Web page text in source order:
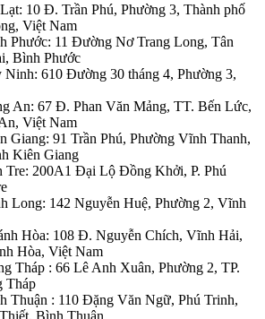
10 Đ. Trần Phú, Phường 3, Thành phố
Việt Nam
Phước: 11 Đường Nơ Trang Long, Tân
Bình Phước
610 Đường 30 tháng 4, Phường 3,
An: 67 Đ. Phan Văn Mảng, TT. Bến Lức,
Việt Nam
Giang: 91 Trần Phú, Phường Vĩnh Thanh,
Kiên Giang
Tre: 200A1 Đại Lộ Đồng Khởi, P. Phú
Long: 142 Nguyễn Huệ, Phường 2, Vĩnh
Hòa: 108 Đ. Nguyễn Chích, Vĩnh Hải,
Hòa, Việt Nam
Tháp : 66 Lê Anh Xuân, Phường 2, TP.
Tháp
Thuận : 110 Đặng Văn Ngữ, Phú Trinh,
Bình Thuận